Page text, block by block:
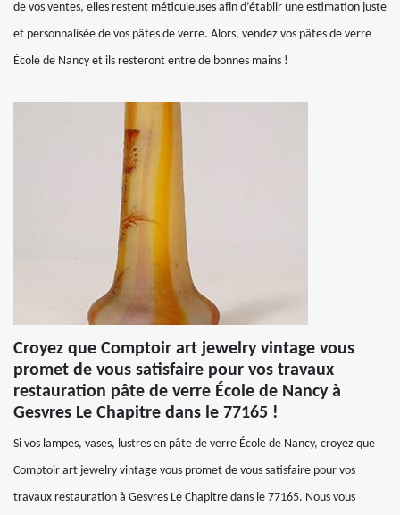
de vos ventes, elles restent méticuleuses afin d’établir une estimation juste
et personnalisée de vos pâtes de verre. Alors, vendez vos pâtes de verre
École de Nancy et ils resteront entre de bonnes mains !
Croyez que Comptoir art jewelry vintage vous
promet de vous satisfaire pour vos travaux
restauration pâte de verre École de Nancy à
Gesvres Le Chapitre dans le 77165 !
Si vos lampes, vases, lustres en pâte de verre École de Nancy, croyez que
Comptoir art jewelry vintage vous promet de vous satisfaire pour vos
travaux restauration à Gesvres Le Chapitre dans le 77165. Nous vous